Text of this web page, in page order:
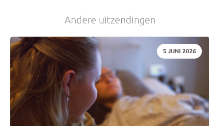
Andere uitzendingen
DATUM:
5 JUNI 2026